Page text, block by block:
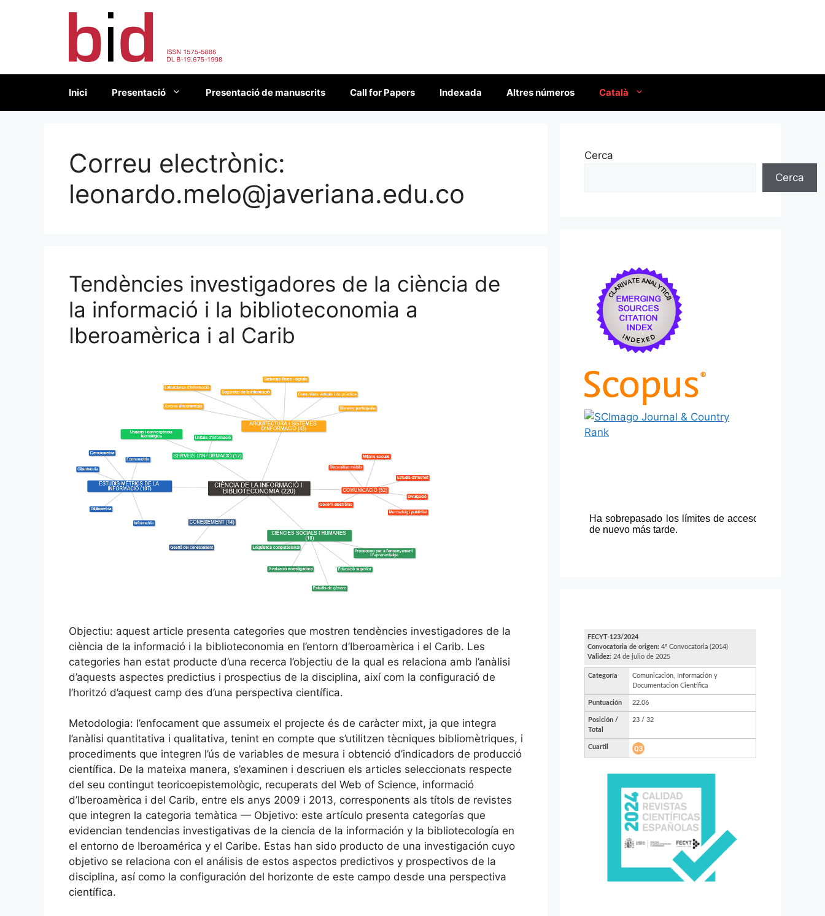
Inici Presentació Presentació de manuscrits Call for Papers Indexada Altres números Català
Correu electrònic:
leonardo.melo@javeriana.edu.co
Tendències investigadores de la ciència de
la informació i la biblioteconomia a
Iberoamèrica i al Carib
Objectiu: aquest article presenta categories que mostren tendències investigadores de la
ciència de la informació i la biblioteconomia en l’entorn d’Iberoamèrica i el Carib. Les
categories han estat producte d’una recerca l’objectiu de la qual es relaciona amb l’anàlisi
d’aquests aspectes predictius i prospectius de la disciplina, així com la configuració de
l’horitzó d’aquest camp des d’una perspectiva científica.
Metodologia: l’enfocament que assumeix el projecte és de caràcter mixt, ja que integra
l’anàlisi quantitativa i qualitativa, tenint en compte que s’utilitzen tècniques bibliomètriques, i
procediments que integren l’ús de variables de mesura i obtenció d’indicadors de producció
científica. De la mateixa manera, s’examinen i descriuen els articles seleccionats respecte
del seu contingut teoricoepistemològic, recuperats del Web of Science, informació
d’Iberoamèrica i del Carib, entre els anys 2009 i 2013, corresponents als títols de revistes
que integren la categoria temàtica — Objetivo: este artículo presenta categorías que
evidencian tendencias investigativas de la ciencia de la información y la bibliotecología en
el entorno de Iberoamérica y el Caribe. Estas han sido producto de una investigación cuyo
objetivo se relaciona con el análisis de estos aspectos predictivos y prospectivos de la
disciplina, así como la configuración del horizonte de este campo desde una perspectiva
científica.
Cerca
Cerca